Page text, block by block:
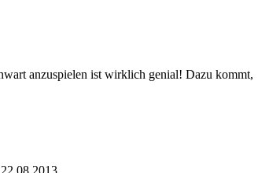
anzuspielen ist wirklich genial! Dazu kommt,